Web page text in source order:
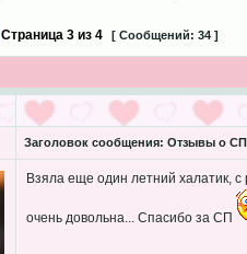
Страница 3из 4 [ Сообщений: 34 ]
Заголовок сообщения: Отзывы о СП
Взяла еще один летний халатик, с
очень довольна... Спасибо за СП